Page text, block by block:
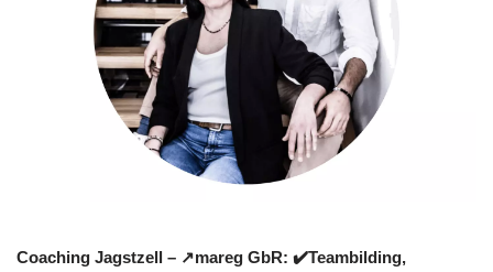
Coaching Jagstzell – ↗️mareg GbR: ✔️Teambilding,